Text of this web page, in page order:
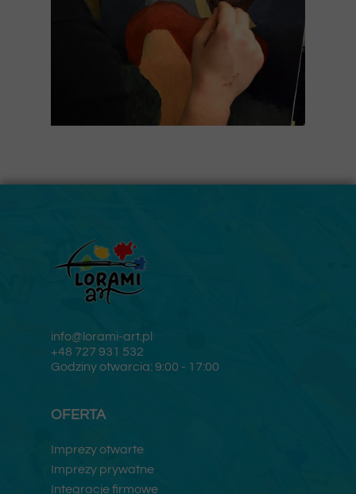
info@lorami-art.pl
+48 727 931 532
Godziny otwarcia: 9:00 - 17:00
OFERTA
Imprezy otwarte
Imprezy prywatne
Integracje firmowe